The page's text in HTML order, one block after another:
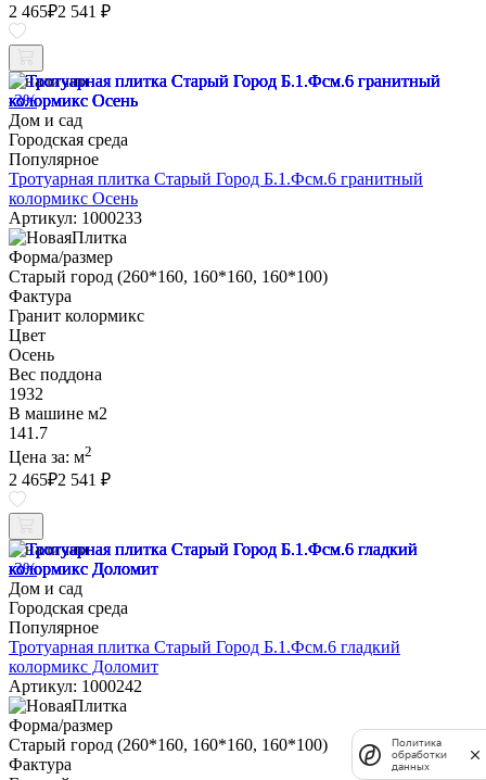
2 465₽2 541 ₽
В наличии
-3%
Дом и сад
Городская среда
Популярное
Тротуарная плитка Старый Город Б.1.Фсм.6 гранитный
колормикс Осень
Артикул: 1000233
Форма/размер
Старый город (260*160, 160*160, 160*100)
Фактура
Гранит колормикс
Цвет
Осень
Вес поддона
1932
В машине м2
141.7
Цена за: м2
2 465₽2 541 ₽
В наличии
-3%
Дом и сад
Городская среда
Популярное
Тротуарная плитка Старый Город Б.1.Фсм.6 гладкий
колормикс Доломит
Артикул: 1000242
Форма/размер
Старый город (260*160, 160*160, 160*100)
Фактура
Политика
обработки
данных